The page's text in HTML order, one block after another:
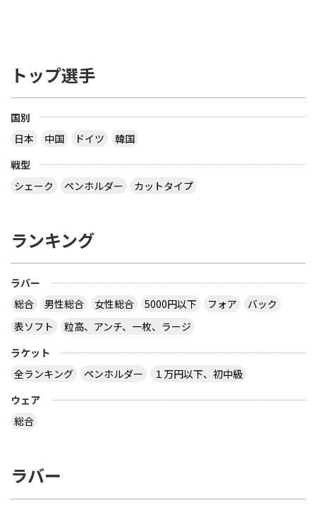
トップ選手
国別
日本
中国 ドイツ
韓国
戦型
シェーク
ペンホルダー カットタイプ
ランキング
ラバー
総合
男性総合 女性総合 5000円以下 フォア
バック
表ソフト
粒高、アンチ、一枚、ラージ
ラケット
全ランキング
ペンホルダー
１万円以下、初中級
ウェア
総合
ラバー